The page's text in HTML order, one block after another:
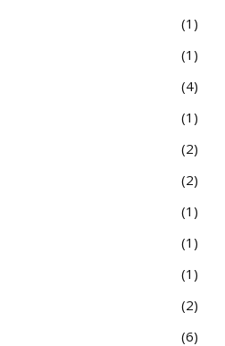
1
1
4
1
2
2
1
1
1
2
6